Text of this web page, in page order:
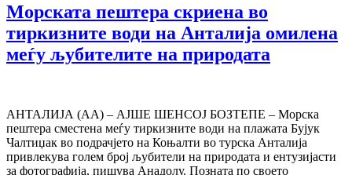
Морската пештера скриена во
тиркизните води на Анталија омилена
меѓу љубителите на природата
АНТАЛИЈА (АА) – АЈШЕ ШЕНСОЈ БОЗТЕПЕ – Морска
пештера сместена меѓу тиркизните води на плажата Бујук
Чалтиџак во подрачјето на Коњалти во турска Анталија
привлекува голем број љубители на природата и ентузијасти
за фотографија, пишува Анадолу. Позната по своето